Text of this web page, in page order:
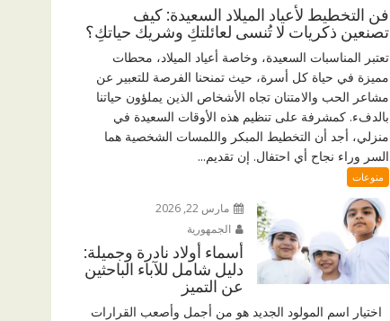
فن التخطيط لأعياد الميلاد السعيدة: كيف
تصنعين ذكريات لا تُنسى لعائلتكِ وشريك حياتكِ؟
تعتبر المناسبات السعيدة، وخاصة أعياد الميلاد، محطات
مميزة في حياة كل أسرة، حيث تمنحنا الفرصة للتعبير عن
مشاعر الحب والامتنان تجاه الأشخاص الذين يملؤون حياتنا
بالدفء. كمشرفة على تنظيم هذه الأوقات السعيدة في
منزلي، أجد أن التخطيط المبكر واللمسات الشخصية هما
السر وراء نجاح أي احتفال. إن تقديم...
منوعات
مارس 22, 2026
الجمهورية
أسماء أولاد نادرة وجميلة:
دليل شامل للآباء الباحثين
عن التميز
اختيار اسم المولود الجديد هو من أجمل وأصعب القرارات